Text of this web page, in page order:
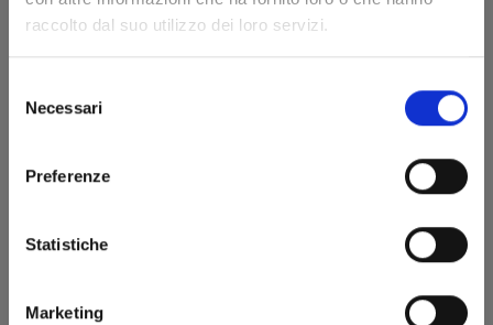
raccolto dal suo utilizzo dei loro servizi.
delNecessari
Preferenze
Statistiche
Marketing
€ 6,50